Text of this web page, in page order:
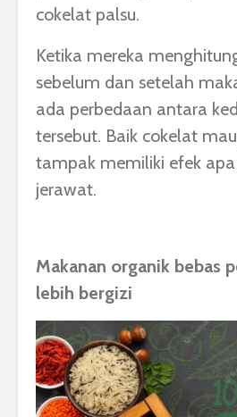
cokelat palsu.
Ketika mereka
sebelum dan setelah
ada perbedaan antara
tersebut. Baik cokelat
tampak memiliki efek
jerawat.
Makanan organik bebas
lebih bergizi